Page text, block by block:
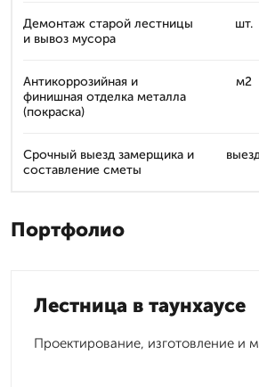
Демонтаж старой лестницы
и вывоз мусора
шт.
Антикоррозийная и
финишная отделка металла
(покраска)
м2
Срочный выезд замерщика и
составление сметы
Портфолио
Лестница в таунхаусе
Проектирование, изготовление и